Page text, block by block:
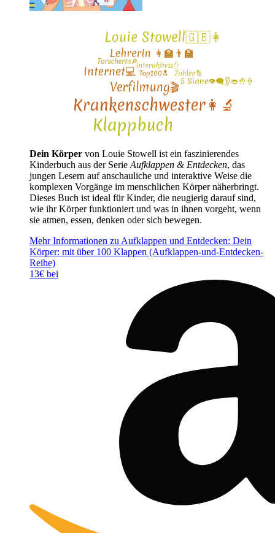
Dein Körper von Louie Stowell ist ein faszinierendes
Kinderbuch aus der Serie Aufklappen & Entdecken, das
jungen Lesern auf anschauliche und interaktive Weise die
komplexen Vorgänge im menschlichen Körper näherbringt.
Dieses Buch ist ideal für Kinder, die neugierig darauf sind,
wie ihr Körper funktioniert und was in ihnen vorgeht, wenn
sie atmen, essen, denken oder sich bewegen.
Mehr Informationen zu Aufklappen und Entdecken: Dein
Körper: mit über 100 Klappen (Aufklappen-und-Entdecken-
Reihe)
13€ bei